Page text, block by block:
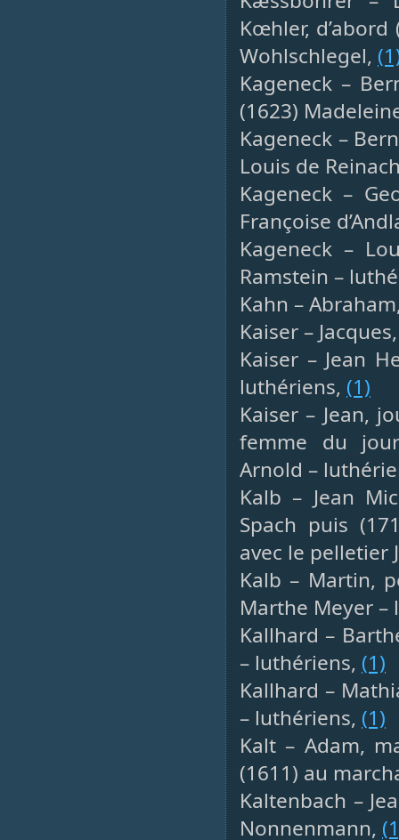
Kœhler,
Wohlschlegel,
Kageneck –
(1623)
Kageneck –
Louis de
Kageneck –
Françoise
Kageneck –
Ramstein –
Kahn –
Kaiser –
Kaiser – Jean
luthériens, (1)
Kaiser – Jean,
femme du
Arnold –
Kalb – Jean
Spach puis
avec le pelletier
Kalb – Martin,
Marthe Meyer
Kallhard –
– luthériens, (1)
Kallhard –
– luthériens, (1)
Kalt – Adam,
(1611) au
Kaltenbach –
Nonnenmann,